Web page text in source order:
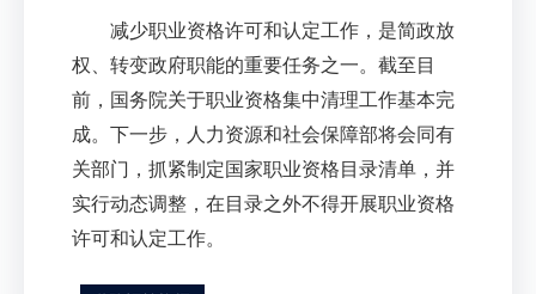
减少职业资格许可和认定工作，是简政放
权、转变政府职能的重要任务之一。截至目
前，国务院关于职业资格集中清理工作基本完
成。下一步，人力资源和社会保障部将会同有
关部门，抓紧制定国家职业资格目录清单，并
实行动态调整，在目录之外不得开展职业资格
许可和认定工作。